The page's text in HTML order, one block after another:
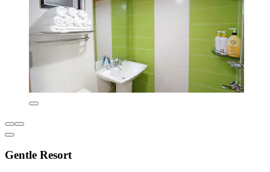
Gentle Resort